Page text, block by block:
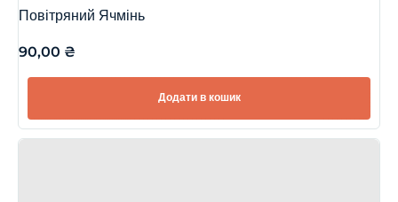
Повітряний Ячмінь
90,00 ₴
Додати в кошик